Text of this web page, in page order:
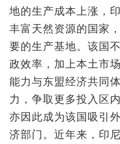
地的生产成本上涨，
丰富天然资源的国家
要的生产基地。该国
政效率，加上本土市
能力与东盟经济共同
力，争取更多投入区
亦因此成为该国吸引
济部门。近年来，印